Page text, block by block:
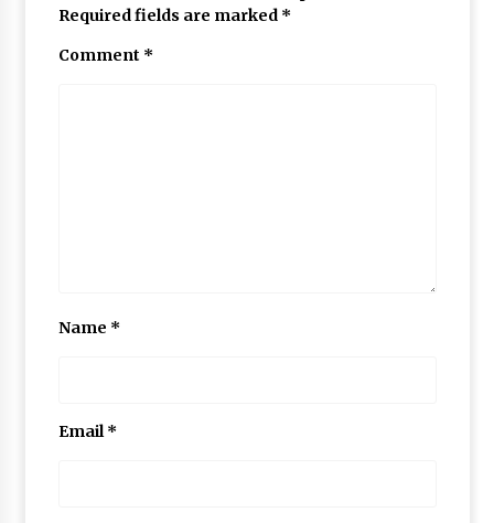
Required fields are marked *
Comment *
Name *
Email*